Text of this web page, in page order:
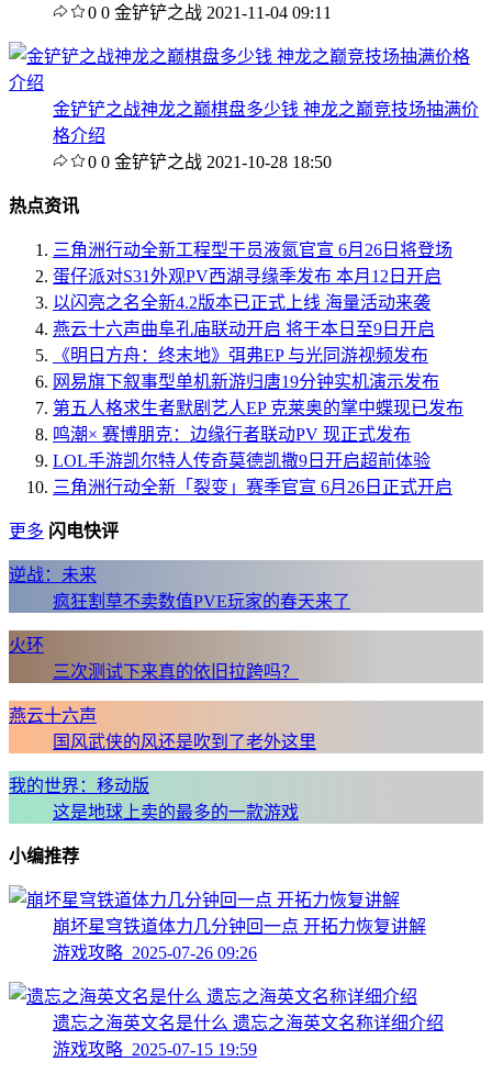
0 0 金铲铲之战 2021-11-04 09:11
金铲铲之战神龙之巅棋盘多少钱 神龙之巅竞技场抽满价
格介绍
0 0 金铲铲之战 2021-10-28 18:50
热点资讯
三角洲行动全新工程型干员液氮官宣 6月26日将登场
蛋仔派对S31外观PV西湖寻缘季发布 本月12日开启
以闪亮之名全新4.2版本已正式上线 海量活动来袭
燕云十六声曲阜孔庙联动开启 将于本日至9日开启
《明日方舟：终末地》弭弗EP 与光同游视频发布
网易旗下叙事型单机新游归唐19分钟实机演示发布
第五人格求生者默剧艺人EP 克莱奥的掌中蝶现已发布
鸣潮× 赛博朋克：边缘行者联动PV 现正式发布
LOL手游凯尔特人传奇莫德凯撒9日开启超前体验
三角洲行动全新「裂变」赛季官宣 6月26日正式开启
更多 闪电快评
逆战：未来
疯狂割草不卖数值PVE玩家的春天来了
火环
三次测试下来真的依旧拉跨吗？
燕云十六声
国风武侠的风还是吹到了老外这里
我的世界：移动版
这是地球上卖的最多的一款游戏
小编推荐
崩坏星穹铁道体力几分钟回一点 开拓力恢复讲解
游戏攻略 2025-07-26 09:26
遗忘之海英文名是什么 遗忘之海英文名称详细介绍
游戏攻略 2025-07-15 19:59